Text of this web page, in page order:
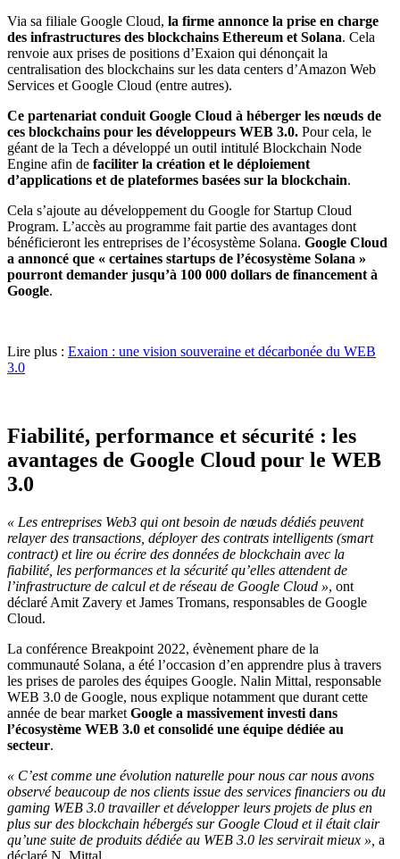
Via sa filiale Google Cloud, la firme annonce la prise en charge
des infrastructures des blockchains Ethereum et Solana. Cela
renvoie aux prises de positions d’Exaion qui dénonçait la
centralisation des blockchains sur les data centers d’Amazon Web
Services et Google Cloud (entre autres).
Ce partenariat conduit Google Cloud à héberger les nœuds de
ces blockchains pour les développeurs WEB 3.0. Pour cela, le
géant de la Tech a développé un outil intitulé Blockchain Node
Engine afin de faciliter la création et le déploiement
d’applications et de plateformes basées sur la blockchain.
Cela s’ajoute au développement du Google for Startup Cloud
Program. L’accès au programme fait partie des avantages dont
bénéficieront les entreprises de l’écosystème Solana. Google Cloud
a annoncé que « certaines startups de l’écosystème Solana »
pourront demander jusqu’à 100 000 dollars de financement à
Google.
Lire plus : Exaion : une vision souveraine et décarbonée du WEB
3.0
Fiabilité, performance et sécurité : les
avantages de Google Cloud pour le WEB
3.0
« Les entreprises Web3 qui ont besoin de nœuds dédiés peuvent
relayer des transactions, déployer des contrats intelligents (smart
contract) et lire ou écrire des données de blockchain avec la
fiabilité, les performances et la sécurité qu’elles attendent de
l’infrastructure de calcul et de réseau de Google Cloud », ont
déclaré Amit Zavery et James Tromans, responsables de Google
Cloud.
La conférence Breakpoint 2022, évènement phare de la
communauté Solana, a été l’occasion d’en apprendre plus à travers
les prises de paroles des équipes Google. Nalin Mittal, responsable
WEB 3.0 de Google, nous explique notamment que durant cette
année de bear market Google a massivement investi dans
l’écosystème WEB 3.0 et consolidé une équipe dédiée au
secteur.
« C’est comme une évolution naturelle pour nous car nous avons
observé beaucoup de nos clients issue des services financiers ou du
gaming WEB 3.0 travailler et développer leurs projets de plus en
plus sur des blockchain hébergés sur Google Cloud et il était clair
qu’une suite de produits dédiée au WEB 3.0 les servirait mieux », a
déclaré N. Mittal.